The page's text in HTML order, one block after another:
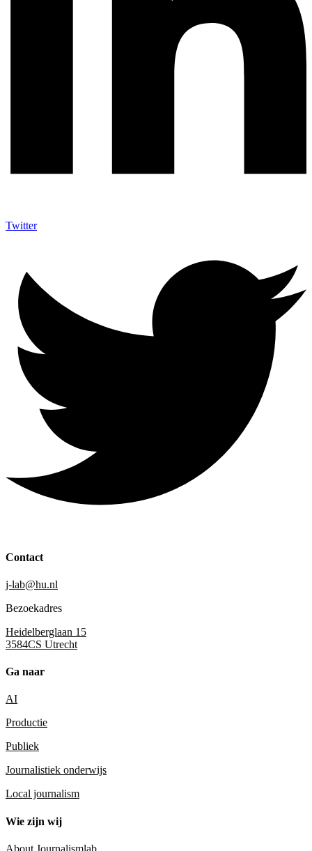
Twitter
Contact
j-lab@hu.nl
Bezoekadres
Heidelberglaan 15
3584CS Utrecht
Ga naar
AI
Productie
Publiek
Journalistiek onderwijs
Local journalism
Wie zijn wij
About Journalismlab